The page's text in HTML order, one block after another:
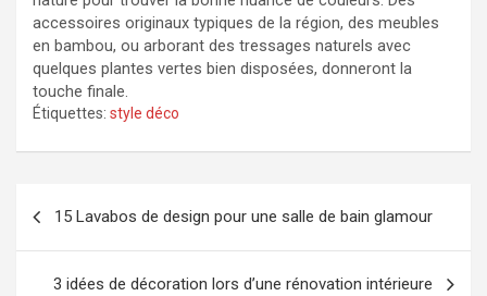
accessoires originaux typiques de la région, des meubles
en bambou, ou arborant des tressages naturels avec
quelques plantes vertes bien disposées, donneront la
touche finale.
Étiquettes: style déco
l’article
15 Lavabos de design pour une salle de bain glamour
3 idées de décoration lors d’une rénovation intérieure